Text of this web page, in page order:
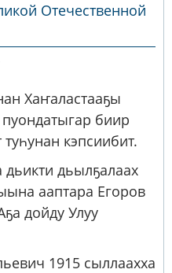
Отечественной
Хаҥаластааҕы
биир
кэпсиибит.
дьикти дьылҕалаах
ааптара Егоров
дойду Улуу
1915 сыллаахха